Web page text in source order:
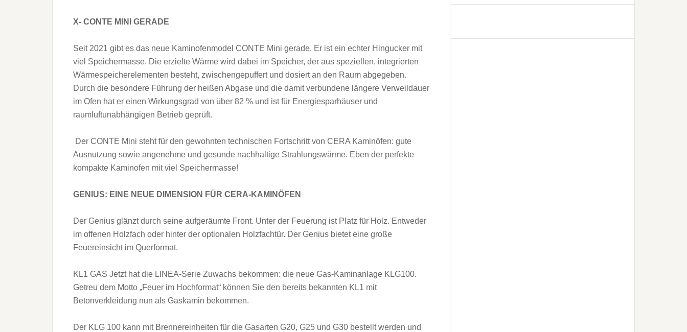
X- CONTE MINI GERADE
Seit 2021 gibt es das neue Kaminofenmodel CONTE Mini gerade. Er ist ein echter Hingucker mit
viel Speichermasse. Die erzielte Wärme wird dabei im Speicher, der aus speziellen, integrierten
Wärmespeicherelementen besteht, zwischengepuffert und dosiert an den Raum abgegeben.
Durch die besondere Führung der heißen Abgase und die damit verbundene längere Verweildauer
im Ofen hat er einen Wirkungsgrad von über 82 % und ist für Energiesparhäuser und
raumluftunabhängigen Betrieb geprüft.
Der CONTE Mini steht für den gewohnten technischen Fortschritt von CERA Kaminöfen: gute
Ausnutzung sowie angenehme und gesunde nachhaltige Strahlungswärme. Eben der perfekte
kompakte Kaminofen mit viel Speichermasse!
GENIUS: EINE NEUE DIMENSION FÜR CERA-KAMINÖFEN
Der Genius glänzt durch seine aufgeräumte Front. Unter der Feuerung ist Platz für Holz. Entweder
im offenen Holzfach oder hinter der optionalen Holzfachtür. Der Genius bietet eine große
Feuereinsicht im Querformat.
KL1 GAS Jetzt hat die LINEA-Serie Zuwachs bekommen: die neue Gas-Kaminanlage KLG100.
Getreu dem Motto „Feuer im Hochformat“ können Sie den bereits bekannten KL1 mit
Betonverkleidung nun als Gaskamin bekommen.
Der KLG 100 kann mit Brennereinheiten für die Gasarten G20, G25 und G30 bestellt werden und